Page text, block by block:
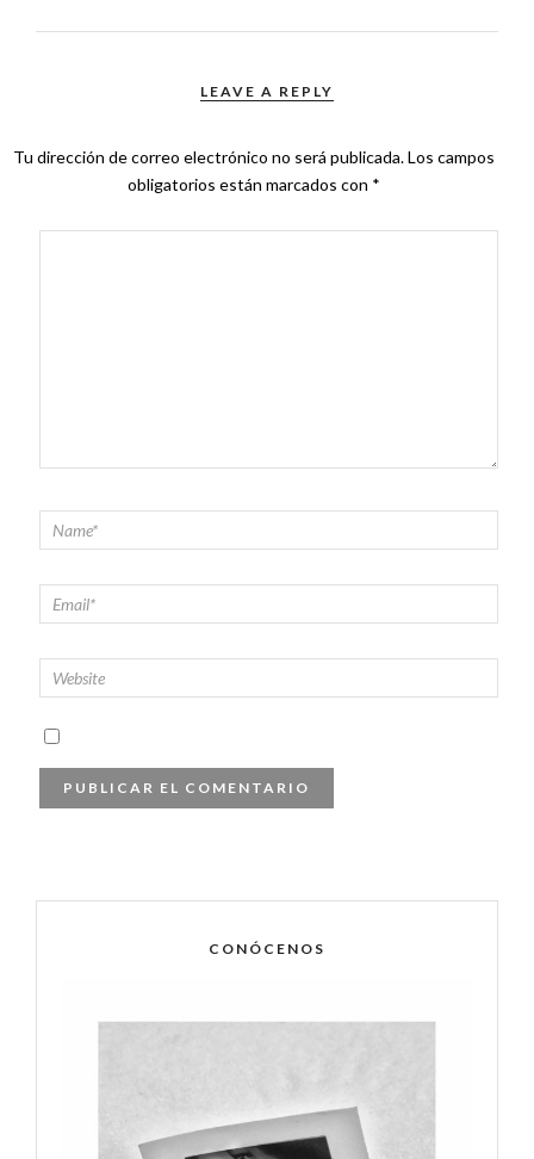
LEAVE A REPLY
Tu dirección de correo electrónico no será publicada.Los campos
obligatorios están marcados con *
CONÓCENOS